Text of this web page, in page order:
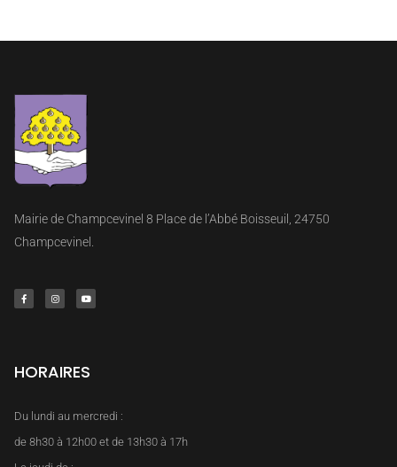
Mairie de Champcevinel 8 Place de l’Abbé Boisseuil, 24750
Champcevinel.
HORAIRES
Du lundi au mercredi :
de 8h30 à 12h00 et de 13h30 à 17h